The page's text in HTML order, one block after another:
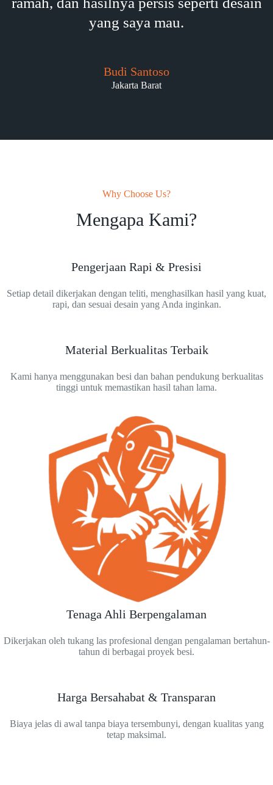
yang saya mau.
Budi Santoso
Jakarta Barat
Why Choose Us?
Mengapa Kami?
Pengerjaan Rapi & Presisi
Setiap detail dikerjakan dengan teliti, menghasilkan hasil yang kuat,
rapi, dan sesuai desain yang Anda inginkan.
Material Berkualitas Terbaik
Kami hanya menggunakan besi dan bahan pendukung berkualitas
tinggi untuk memastikan hasil tahan lama.
Tenaga Ahli Berpengalaman
Dikerjakan oleh tukang las profesional dengan pengalaman bertahun-
tahun di berbagai proyek besi.
Harga Bersahabat & Transparan
Biaya jelas di awal tanpa biaya tersembunyi, dengan kualitas yang
tetap maksimal.